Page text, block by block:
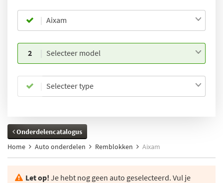
Aixam
2 Selecteer model
Selecteer type
Onderdelencatalogus
Home
Auto onderdelen Remblokken Aixam
Let op! Je hebt nog geen auto geselecteerd. Vul je